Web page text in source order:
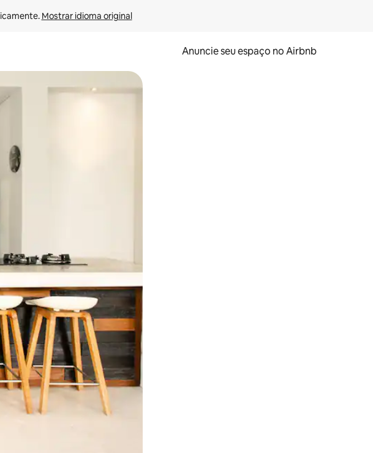
Mostrar idioma original
Anuncie seu espaço no Airbnb
teclado ou tocando e deslizando o dedo na tela.